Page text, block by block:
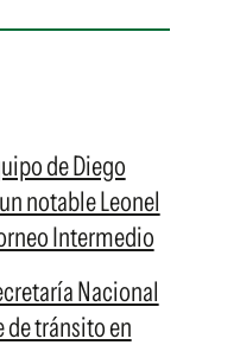
de Diego
notable Leonel
Intermedio
Nacional
de tránsito en